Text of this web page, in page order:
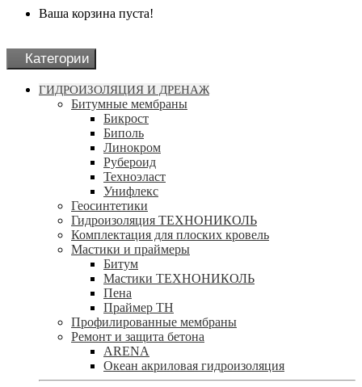
Ваша корзина пуста!
Категории
ГИДРОИЗОЛЯЦИЯ И ДРЕНАЖ
Битумные мембраны
Бикрост
Биполь
Линокром
Рубероид
Техноэласт
Унифлекс
Геосинтетики
Гидроизоляция ТЕХНОНИКОЛЬ
Комплектация для плоских кровель
Мастики и праймеры
Битум
Мастики ТЕХНОНИКОЛЬ
Пена
Праймер ТН
Профилированные мембраны
Ремонт и защита бетона
ARENA
Океан акриловая гидроизоляция